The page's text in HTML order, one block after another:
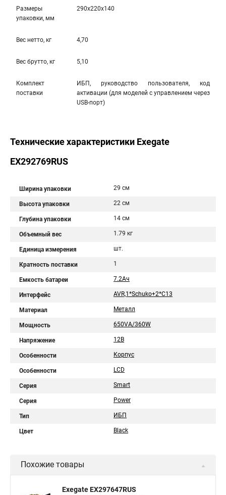
Размеры
упаковки, мм
290x220x140
Вес нетто, кг 4,70
Вес брутто, кг 5,10
Комплект
поставки
ИБП, руководство пользователя, код
активации (для моделей с управлением через
USB-порт)
Технические характеристики Exegate
EX292769RUS
Ширина упаковки 29 см
Высота упаковки 22 см
Глубина упаковки 14 см
Объемный вес 1.79 кг
Единица измерения шт.
Кратность поставки 1
Емкость батареи 7.2Aч
Интерфейс AVR,1*Schuko+2*C13
Материал Металл
Мощность 650VA/360W
Напряжение 12В
Особенности Корпус
Особенности LCD
Серия Smart
Серия Power
Тип ИБП
Цвет Black
Похожие товары
Exegate EX297647RUS